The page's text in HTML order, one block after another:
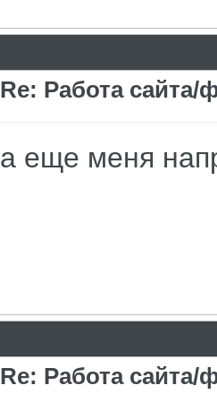
Re: Работа сайта/
а еще меня
Re: Работа сайта/